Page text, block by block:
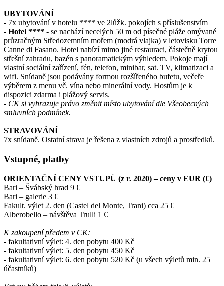
UBYTOVÁNÍ
- 7x ubytování v hotelu **** ve 2lůžk. pokojích s příslušenstvím
- Hotel **** - se nachází necelých 50 m od písečné pláže omývané
průzračným Středozemním mořem (modrá vlajka) v letovisku Torre
Canne di Fasano. Hotel nabízí mimo jiné restauraci, částečně krytou
střešní zahradu, bazén s panoramatickým výhledem. Pokoje mají
vlastní sociální zařízení, fén, telefon, minibar, sat. TV, klimatizaci a
wifi. Snídaně jsou podávány formou rozšířeného bufetu, večeře
výběrem z menu vč. vína nebo minerální vody. Hostům je k
dispozici zdarma i plážový servis.
- CK si vyhrazuje právo změnit místo ubytování dle Všeobecných
smluvních podmínek.
STRAVOVÁNÍ
7x snídaně. Ostatní strava je řešena z vlastních zdrojů a prostředků.
Vstupné, platby
ORIENTAČNÍ CENY VSTUPŮ (z r. 2020) – ceny v EUR (€)
Bari – Švábský hrad 9 €
Bari – galerie 3 €
Fakult. výlet 2. den (Castel del Monte, Trani) cca 25 €
Alberobello – návštěva Trulli 1 €
K zakoupení předem v CK:
- fakultativní výlet: 4. den pobytu 400 Kč
- fakultativní výlet: 5. den pobytu 450 Kč
- fakultativní výlet: 6. den pobytu 520 Kč (u všech výletů min. 25
účastníků)